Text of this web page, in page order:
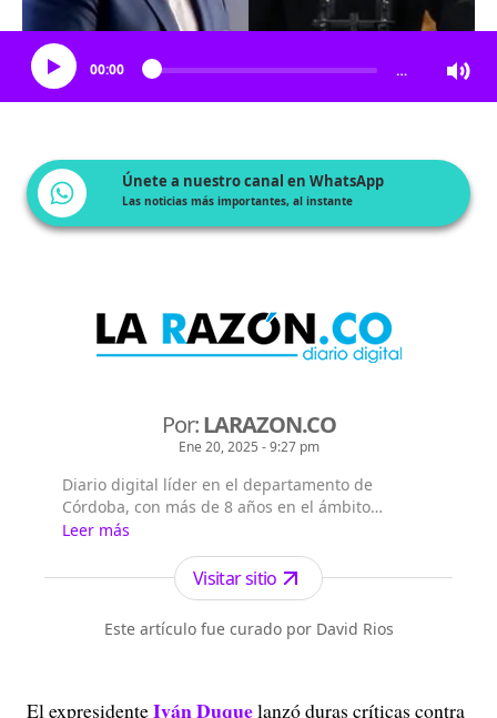
Escucha el artículo
00:00 …
Únete a nuestro canal en WhatsApp
Las noticias más importantes, al instante
Por:LARAZON.CO
Ene 20, 2025 - 9:27 pm
Diario digital líder en el departamento de
Córdoba, con más de 8 años en el ámbito
periodístico, llevando la actualidad informativa
de la región y el país.
Leer más
Visitar sitio
Este artículo fue curado por David Rios
El expresidenteIván Duquelanzó duras críticas contra